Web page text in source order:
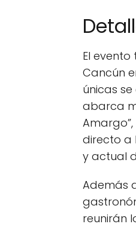
El
Cancún
únicas
abarca
Amargo”,
directo a
y actual
Además
reunirán